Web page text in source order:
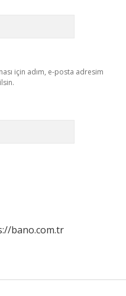
için adım, e-posta adresim
bano.com.tr